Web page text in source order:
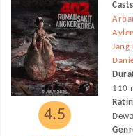
4.5
Casts
Jang
110